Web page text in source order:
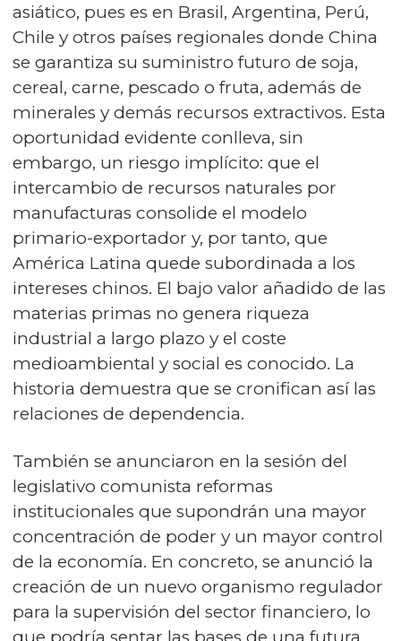
asiático, pues es en Brasil, Argentina, Perú,
Chile y otros países regionales donde China
se garantiza su suministro futuro de soja,
cereal, carne, pescado o fruta, además de
minerales y demás recursos extractivos. Esta
oportunidad evidente conlleva, sin
embargo, un riesgo implícito: que el
intercambio de recursos naturales por
manufacturas consolide el modelo
primario-exportador y, por tanto, que
América Latina quede subordinada a los
intereses chinos. El bajo valor añadido de las
materias primas no genera riqueza
industrial a largo plazo y el coste
medioambiental y social es conocido. La
historia demuestra que se cronifican así las
relaciones de dependencia.
También se anunciaron en la sesión del
legislativo comunista reformas
institucionales que supondrán una mayor
concentración de poder y un mayor control
de la economía. En concreto, se anunció la
creación de un nuevo organismo regulador
para la supervisión del sector financiero, lo
que podría sentar las bases de una futura